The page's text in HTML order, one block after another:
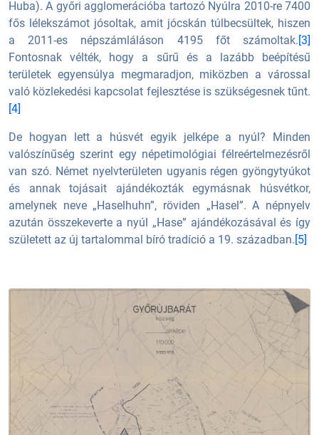
Huba). A győri agglomerációba tartozó Nyúlra 2010-re 7400
fős lélekszámot jósoltak, amit jócskán túlbecsültek, hiszen
a 2011-es népszámláláson 4195 főt számoltak.[3]
Fontosnak vélték, hogy a sűrű és a lazább beépítésű
területek egyensúlya megmaradjon, miközben a várossal
való közlekedési kapcsolat fejlesztése is szükségesnek tűnt.
[4]
De hogyan lett a húsvét egyik jelképe a nyúl? Minden
valószínűség szerint egy népetimológiai félreértelmezésről
van szó. Német nyelvterületen ugyanis régen gyöngytyúkot
és annak tojásait ajándékozták egymásnak húsvétkor,
amelynek neve „Haselhuhn”, röviden „Hasel”. A népnyelv
azután összekeverte a nyúl „Hase” ajándékozásával és így
született az új tartalommal bíró tradíció a 19. században.[5]